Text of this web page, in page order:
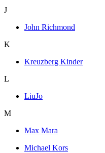
J
John Richmond
K
Kreuzberg Kinder
L
LiuJo
M
Max Mara
Michael Kors